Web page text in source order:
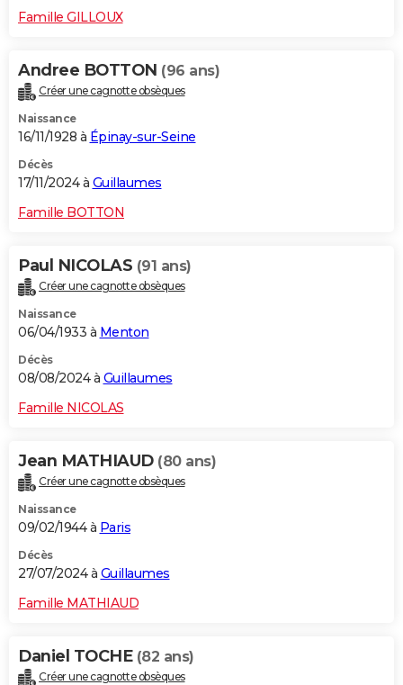
Famille GILLOUX
Andree BOTTON (96 ans)
Créer une cagnotte obsèques
Naissance
16/11/1928 à Épinay-sur-Seine
Décès
17/11/2024 à Guillaumes
Famille BOTTON
Paul NICOLAS (91 ans)
Créer une cagnotte obsèques
Naissance
06/04/1933 à Menton
Décès
08/08/2024 à Guillaumes
Famille NICOLAS
Jean MATHIAUD (80 ans)
Créer une cagnotte obsèques
Naissance
09/02/1944 à Paris
Décès
27/07/2024 à Guillaumes
Famille MATHIAUD
Daniel TOCHE (82 ans)
Créer une cagnotte obsèques